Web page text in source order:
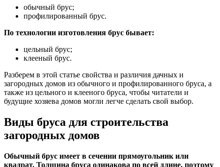
обычный брус;
профилированный брус.
По технологии изготовления брус бывает:
цельный брус;
клееный брус.
Разберем в этой статье свойства и различия дачных и
загородных домов из обычного и профилированного бруса, а
также из цельного и клееного бруса, чтобы читатели и
будущие хозяева домов могли легче сделать свой выбор.
Виды бруса для строительства
загородных домов
Обычный брус имеет в сечении прямоугольник или
квадрат. Толщина бруса одинакова по всей длине, поэтому